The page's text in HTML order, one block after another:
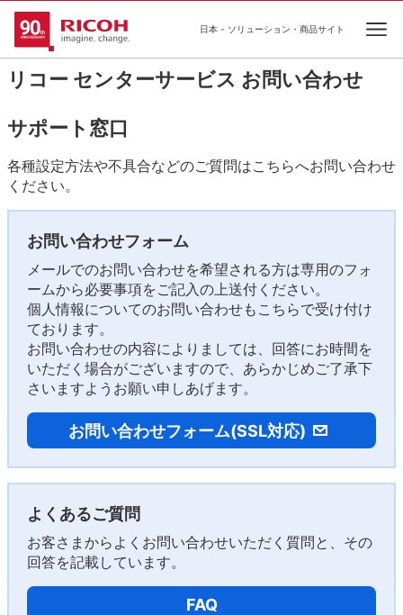
日本 - ソリューション・商品サイト
リコー センターサービス お問い合わせ
サポート窓口
各種設定方法や不具合などのご質問はこちらへお問い合わせ
ください。
お問い合わせフォーム
メールでのお問い合わせを希望される方は専用のフォ
ームから必要事項をご記入の上送付ください。
個人情報についてのお問い合わせもこちらで受け付け
ております。
お問い合わせの内容によりましては、回答にお時間を
いただく場合がございますので、あらかじめご了承下
さいますようお願い申しあげます。
お問い合わせフォーム(SSL対応)
よくあるご質問
お客さまからよくお問い合わせいただく質問と、その
回答を記載しています。
FAQ